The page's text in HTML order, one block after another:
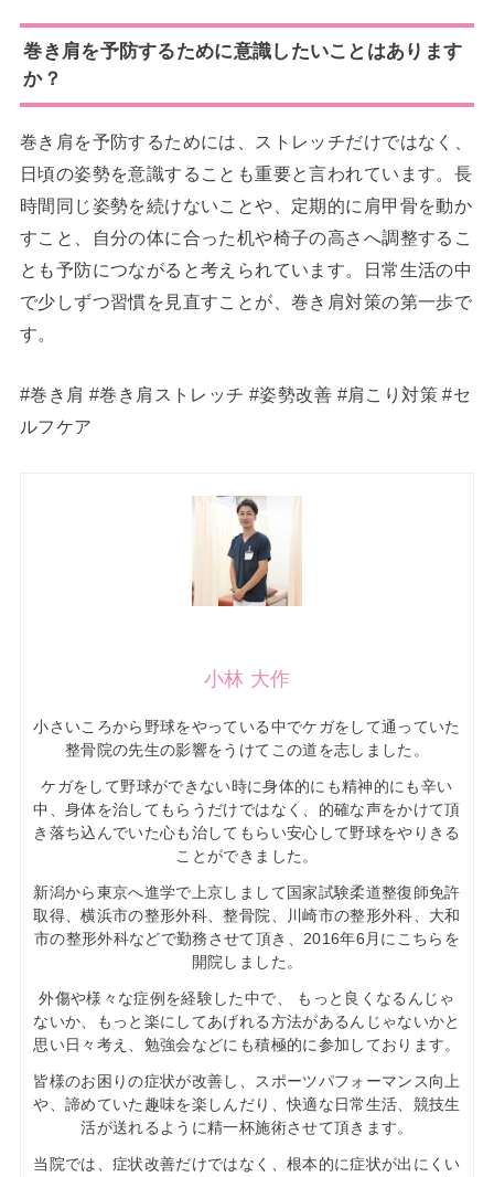
巻き肩を予防するために意識したいことはあります
か？
巻き肩を予防するためには、ストレッチだけではなく、
日頃の姿勢を意識することも重要と言われています。長
時間同じ姿勢を続けないことや、定期的に肩甲骨を動か
すこと、自分の体に合った机や椅子の高さへ調整するこ
とも予防につながると考えられています。日常生活の中
で少しずつ習慣を見直すことが、巻き肩対策の第一歩で
す。
#巻き肩 #巻き肩ストレッチ #姿勢改善 #肩こり対策 #セ
ルフケア
小林 大作
小さいころから野球をやっている中でケガをして通っていた
整骨院の先生の影響をうけてこの道を志しました。
ケガをして野球ができない時に身体的にも精神的にも辛い
中、身体を治してもらうだけではなく、的確な声をかけて頂
き落ち込んでいた心も治してもらい安心して野球をやりきる
ことができました。
新潟から東京へ進学で上京しまして国家試験柔道整復師免許
取得、横浜市の整形外科、整骨院、川崎市の整形外科、大和
市の整形外科などで勤務させて頂き、2016年6月にこちらを
開院しました。
外傷や様々な症例を経験した中で、 もっと良くなるんじゃ
ないか、もっと楽にしてあげれる方法があるんじゃないかと
思い日々考え、勉強会などにも積極的に参加しております。
皆様のお困りの症状が改善し、スポーツパフォーマンス向上
や、諦めていた趣味を楽しんだり、快適な日常生活、競技生
活が送れるように精一杯施術させて頂きます。
当院では、症状改善だけではなく、根本的に症状が出にくい